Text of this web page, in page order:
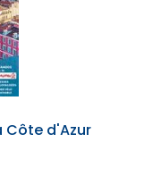
Côte d'Azur